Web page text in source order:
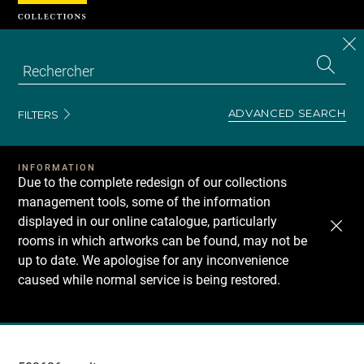
FILTERS ADVANCED SEARCH
INFORMATION
Due to the complete redesign of our collections
management tools, some of the information
displayed in our online catalogue, particularly
rooms in which artworks can be found, may not be
up to date. We apologise for any inconvenience
caused while normal service is being restored.
Recherche
Cookies management panel